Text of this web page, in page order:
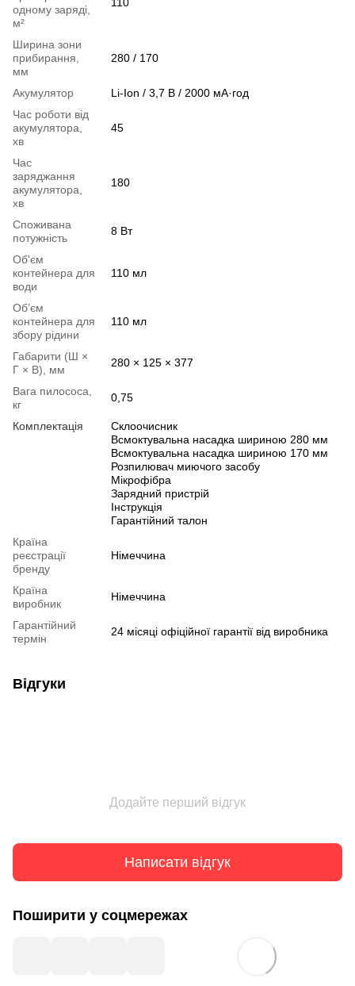
одному заряді,
м²
110
Ширина зони
прибирання,
мм
280 / 170
Акумулятор
Li-Ion / 3,7 В / 2000 мА·год
Час роботи від
акумулятора,
хв
45
Час
заряджання
акумулятора,
хв
180
Споживана
потужність
8 Вт
Об'єм
контейнера для
води
110 мл
Об’єм
контейнера для
збору рідини
110 мл
Габарити (Ш ×
Г × В), мм
280 × 125 × 377
Вага пилососа,
кг
0,75
Комплектація
Склоочисник
Всмоктувальна насадка шириною 280 мм
Всмоктувальна насадка шириною 170 мм
Розпилювач миючого засобу
Мікрофібра
Зарядний пристрій
Інструкція
Гарантійний талон
Країна
реєстрації
бренду
Німеччина
Країна
виробник
Німеччина
Гарантійний
термін
24 місяці офіційної гарантії від виробника
Відгуки
Додайте перший відгук
Написати відгук
Поширити у соцмережах